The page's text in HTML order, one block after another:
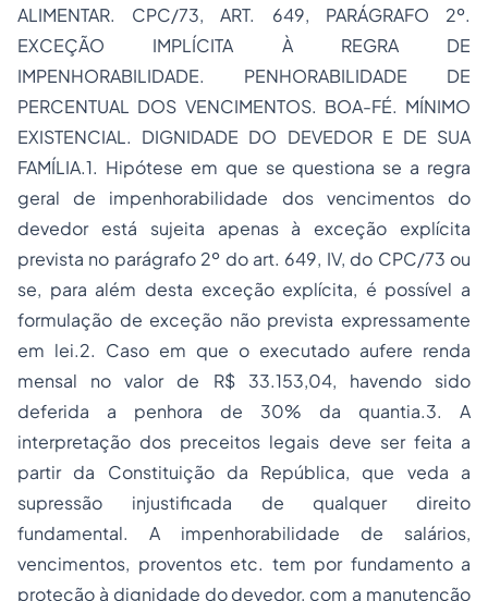
ALIMENTAR. CPC/73, ART. 649, PARÁGRAFO 2º.
EXCEÇÃO IMPLÍCITA À REGRA DE
IMPENHORABILIDADE. PENHORABILIDADE DE
PERCENTUAL DOS VENCIMENTOS. BOA-FÉ. MÍNIMO
EXISTENCIAL. DIGNIDADE DO DEVEDOR E DE SUA
FAMÍLIA.1. Hipótese em que se questiona se a regra
geral de impenhorabilidade dos vencimentos do
devedor está sujeita apenas à exceção explícita
prevista no parágrafo 2º do art. 649, IV, do CPC/73 ou
se, para além desta exceção explícita, é possível a
formulação de exceção não prevista expressamente
em lei.2. Caso em que o executado aufere renda
mensal no valor de R$ 33.153,04, havendo sido
deferida a penhora de 30% da quantia.3. A
interpretação dos preceitos legais deve ser feita a
partir da Constituiçãoda República, que veda a
supressão injustificada de qualquer direito
fundamental. A impenhorabilidade de salários,
vencimentos, proventos etc. tem por fundamento a
proteção à dignidade do devedor, com a manutenção